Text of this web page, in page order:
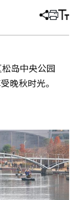
分
章
打 调
小
岛中央公园
晚秋时光。